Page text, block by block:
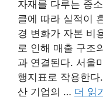
자재를 다루는 중
클에 따라 실적이
경 변화가 자본 비
로 인해 매출 구조
과 연결된다. 서울
행지표로 작용한
산 기업의 … 더 읽